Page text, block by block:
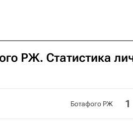
РЖ. Статистика
Ботафого РЖ 1